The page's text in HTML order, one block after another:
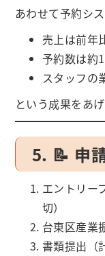
あわせて予約シ
売上は前年
予約数は約
スタッフの
という成果をあげ
5. 📝 申
エントリー
切）
台東区産業
書類提出（